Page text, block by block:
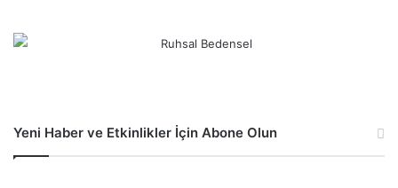
Yeni Haber ve Etkinlikler İçin Abone Olun